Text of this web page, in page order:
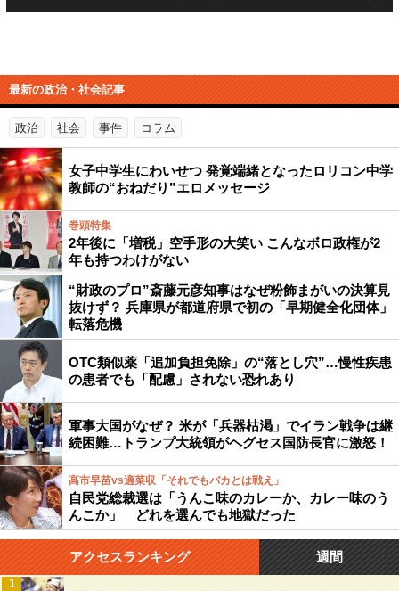
最新の政治・社会記事
政治 社会 事件 コラム
女子中学生にわいせつ 発覚端緒となったロリコン中学
教師の“おねだり”エロメッセージ
巻頭特集
2年後に「増税」空手形の大笑い こんなボロ政権が2
年も持つわけがない
“財政のプロ”斎藤元彦知事はなぜ粉飾まがいの決算見
抜けず？ 兵庫県が都道府県で初の「早期健全化団体」
転落危機
OTC類似薬「追加負担免除」の“落とし穴”…慢性疾患
の患者でも「配慮」されない恐れあり
軍事大国がなぜ？ 米が「兵器枯渇」でイラン戦争は継
続困難…トランプ大統領がヘグセス国防長官に激怒！
高市早苗vs適菜収「それでもバカとは戦え」
自民党総裁選は「うんこ味のカレーか、カレー味のう
んこか」 どれを選んでも地獄だった
アクセスランキング 週間
1